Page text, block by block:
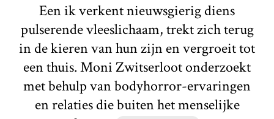
Een ik verkent nieuwsgierig diens
pulserende vleeslichaam, trekt zich terug
in de kieren van hun zijn en vergroeit tot
een thuis. Moni Zwitserloot onderzoekt
met behulp van bodyhorror-ervaringen
en relaties die buiten het menselijke